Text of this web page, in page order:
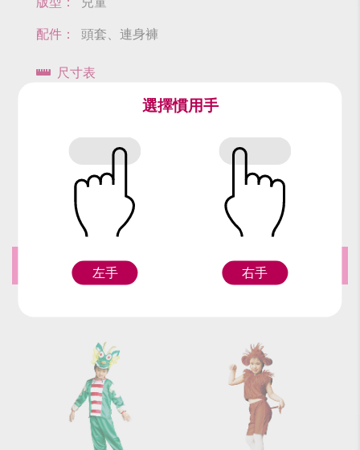
配件： 頭套、連身褲
尺寸表
#吉祥物 #生肖
#中國神話
#dragon
#過年
推薦商品
選擇慣用手
左手 右手